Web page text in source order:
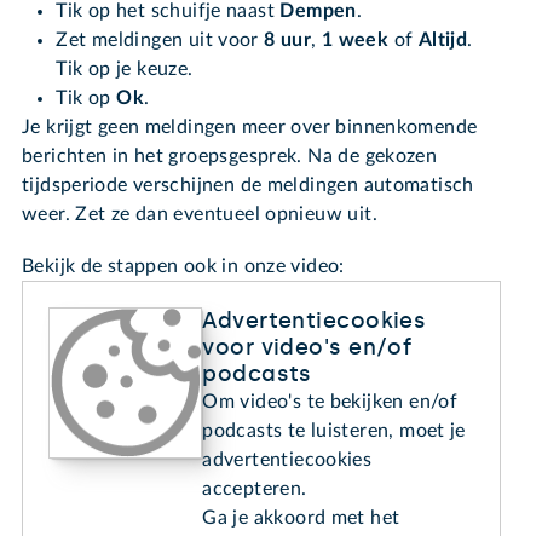
Tik op het schuifje naast Dempen.
Zet meldingen uit voor8 uur, 1 week of Altijd.
Tik op je keuze.
Tik opOk.
Je krijgt geen meldingen meer over binnenkomende
berichten in het groepsgesprek. Na de gekozen
tijdsperiode verschijnen de meldingen automatisch
weer. Zet ze dan eventueel opnieuw uit.
Bekijk de stappen ook in onze video:
Advertentiecookies
voor video's en/of
podcasts
Om video's te bekijken en/of
podcasts te luisteren, moet je
advertentiecookies
accepteren.
Ga je akkoord met het